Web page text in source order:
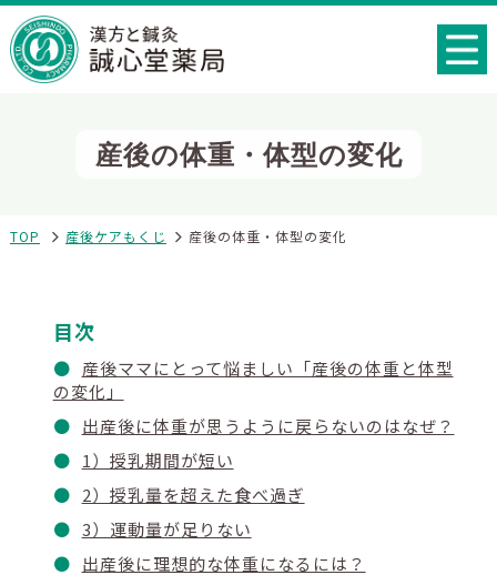
産後の体重・体型の変化
TOP 産後ケアもくじ 産後の体重・体型の変化
目次
産後ママにとって悩ましい「産後の体重と体型
の変化」
出産後に体重が思うように戻らないのはなぜ？
1）授乳期間が短い
2）授乳量を超えた食べ過ぎ
3）運動量が足りない
出産後に理想的な体重になるには？